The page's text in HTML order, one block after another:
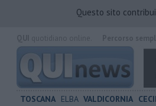
Questo sito
TOSCANA ELBA VALDICORNIA